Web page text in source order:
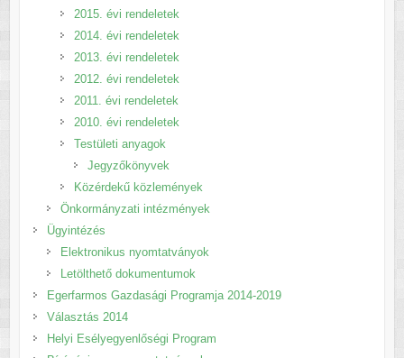
2015. évi rendeletek
2014. évi rendeletek
2013. évi rendeletek
2012. évi rendeletek
2011. évi rendeletek
2010. évi rendeletek
Testületi anyagok
Jegyzőkönyvek
Közérdekű közlemények
Önkormányzati intézmények
Ügyintézés
Elektronikus nyomtatványok
Letölthető dokumentumok
Egerfarmos Gazdasági Programja 2014-2019
Választás 2014
Helyi Esélyegyenlőségi Program